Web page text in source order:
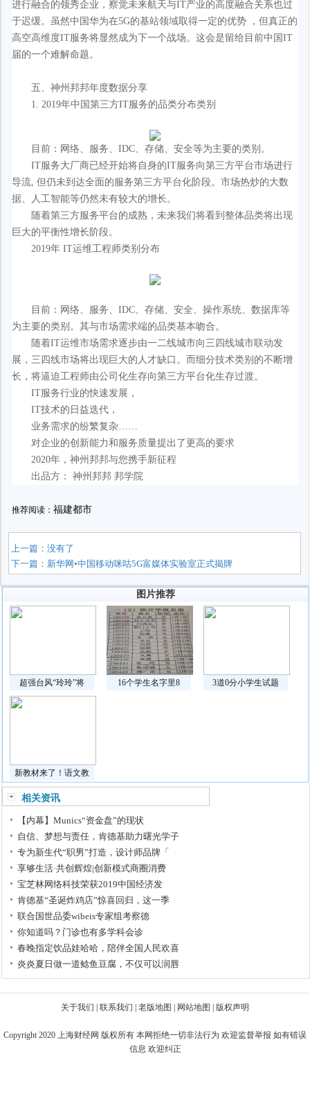
进行融合的领秀企业，察觉未来航天与IT产业的高度融合关系也过
于迟缓。虽然中国华为在5G的基站领域取得一定的优势 ，但真正的
高空高维度IT服务将显然成为下一个战场。这会是留给目前中国IT
届的一个难解命题。
五、神州邦邦年度数据分享
1. 2019年中国第三方IT服务的品类分布类别
目前：网络、服务、IDC、存储、安全等为主要的类别。
IT服务大厂商已经开始将自身的IT服务向第三方平台市场进行
导流, 但仍未到达全面的服务第三方平台化阶段。市场热炒的大数
据、人工智能等仍然未有较大的增长。
随着第三方服务平台的成熟，未来我们将看到整体品类将出现
巨大的平衡性增长阶段。
2019年 IT运维工程师类别分布
目前：网络、服务、IDC、存储、安全、操作系统、数据库等
为主要的类别。其与市场需求端的品类基本吻合。
随着IT运维市场需求逐步由一二线城市向三四线城市联动发
展，三四线市场将出现巨大的人才缺口。而细分技术类别的不断增
长，将逼迫工程师由公司化生存向第三方平台化生存过渡。
IT服务行业的快速发展，
IT技术的日益迭代，
业务需求的纷繁复杂……
对企业的创新能力和服务质量提出了更高的要求
2020年，神州邦邦与您携手新征程
出品方： 神州邦邦 邦学院
推荐阅读： 福建都市
上一篇：没有了
下一篇： 新华网•中国移动咪咕5G富媒体实验室正式揭牌
图片推荐
超强台风“玲玲”将 16个学生名字里8 3道0分小学生试题
新教材来了！语文教
相关资讯
【内幕】Munics“资金盘”的现状
自信、梦想与责任，肯德基助力曙光学子
专为新生代“职男”打造，设计师品牌「
享够生活·共创辉煌|创新模式商圈消费
宝芝林网络科技荣获2019中国经济发
肯德基“圣诞炸鸡店”惊喜回归，这一季
联合国世品委wibeis专家组考察德
你知道吗？门诊也有多学科会诊
春晚指定饮品娃哈哈，陪伴全国人民欢喜
炎炎夏日做一道鲶鱼豆腐，不仅可以润唇
关于我们 联系我们 老版地图 网站地图 版权声明
Copyright 2020 上海财经网 版权所有 本网拒绝一切非法行为 欢迎监督举报 如有错误
信息 欢迎纠正